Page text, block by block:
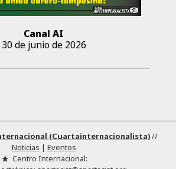
Canal AI
30 de junio de 2026
(Cuartainternacionalista)//
Noticias | Eventos
Centro Internacional: